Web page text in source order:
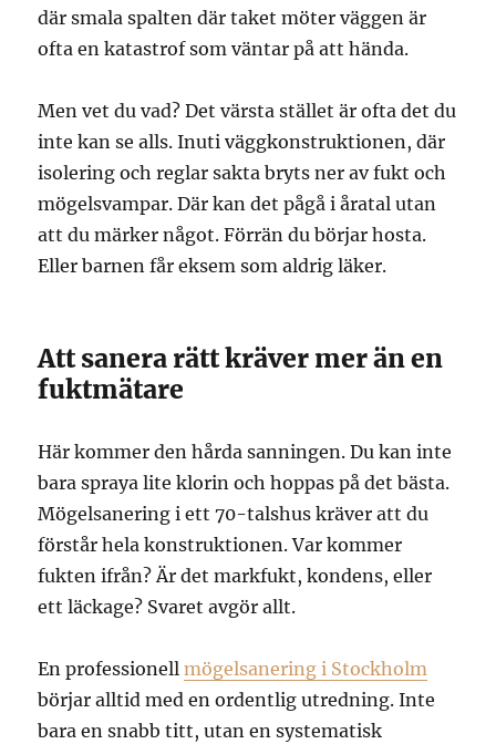
där smala spalten där taket möter väggen är
ofta en katastrof som väntar på att hända.
Men vet du vad? Det värsta stället är ofta det du
inte kan se alls. Inuti väggkonstruktionen, där
isolering och reglar sakta bryts ner av fukt och
mögelsvampar. Där kan det pågå i åratal utan
att du märker något. Förrän du börjar hosta.
Eller barnen får eksem som aldrig läker.
Att sanera rätt kräver mer än en
fuktmätare
Här kommer den hårda sanningen. Du kan inte
bara spraya lite klorin och hoppas på det bästa.
Mögelsanering i ett 70-talshus kräver att du
förstår hela konstruktionen. Var kommer
fukten ifrån? Är det markfukt, kondens, eller
ett läckage? Svaret avgör allt.
En professionellmögelsanering i Stockholm
börjar alltid med en ordentlig utredning. Inte
bara en snabb titt, utan en systematisk